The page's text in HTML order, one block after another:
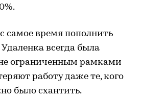
самое время пополнить
всегда была
ограниченным рамками
работу даже те, кого
было схантить.